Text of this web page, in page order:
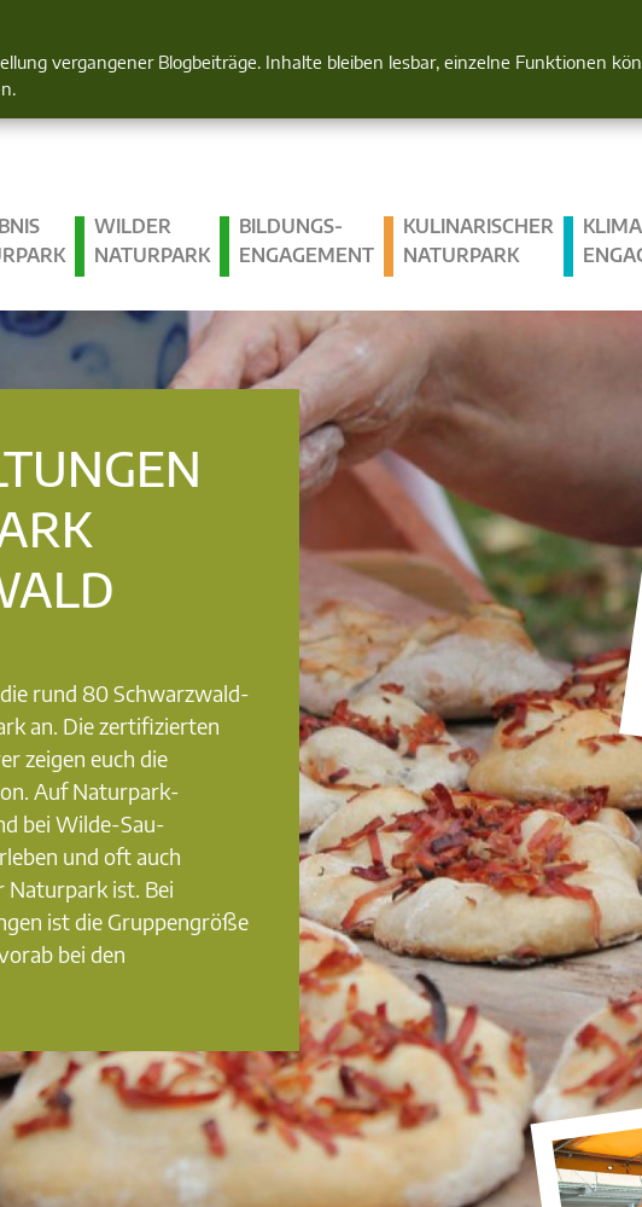
vergangener Blogbeiträge. Inhalte bleiben lesbar, einzelne Funktionen
und Natur im Blick
WILDER
NATURPARK
BILDUNGS­
ENGAGEMENT
KULINARISCHER
NATURPARK
rund 80 Schwarzwald-
an. Die zertifizierten
zeigen euch die
Auf Naturpark-
bei Wilde-Sau-
und oft auch
Naturpark ist. Bei
ist die Gruppengröße
bei den